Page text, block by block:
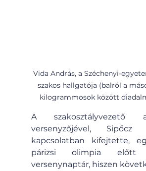
Vida András, a Széchenyi-
szakos hallgatója (balról a
kilogrammosok között
A szakosztályvezető
versenyzőjével, Sipőcz
kapcsolatban kifejtette,
párizsi olimpia
versenynaptár, hiszen